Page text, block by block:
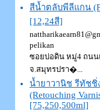
สีน้ำตลับพีลีแกน
[12,24สี]
pelikan
ซอยบ่อดิน หมู่4 ถนน
จ.สมุทรปรา�...
น้ำยาวานิช รีทัชชิ่
(Retouching
[75,250,500ml]